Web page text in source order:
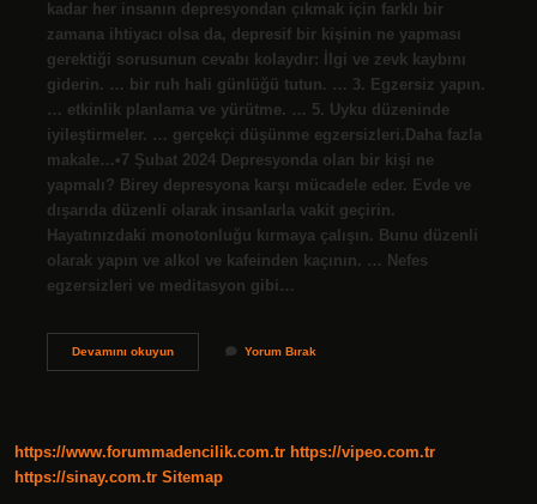
kadar her insanın depresyondan çıkmak için farklı bir
zamana ihtiyacı olsa da, depresif bir kişinin ne yapması
gerektiği sorusunun cevabı kolaydır: İlgi ve zevk kaybını
giderin. … bir ruh hali günlüğü tutun. … 3. Egzersiz yapın.
… etkinlik planlama ve yürütme. … 5. Uyku düzeninde
iyileştirmeler. … gerçekçi düşünme egzersizleri.Daha fazla
makale…•7 Şubat 2024 Depresyonda olan bir kişi ne
yapmalı? Birey depresyona karşı mücadele eder. Evde ve
dışarıda düzenli olarak insanlarla vakit geçirin.
Hayatınızdaki monotonluğu kırmaya çalışın. Bunu düzenli
olarak yapın ve alkol ve kafeinden kaçının. … Nefes
egzersizleri ve meditasyon gibi…
Devamını okuyunDepresyondanYorum Bırak
https://www.forummadencilik.com.tr https://vipeo.com.tr
https://sinay.com.tr Sitemap